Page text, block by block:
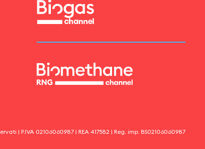
| P.IVA 02106060987 | REA 417582 | Reg. imp. BS02106060987